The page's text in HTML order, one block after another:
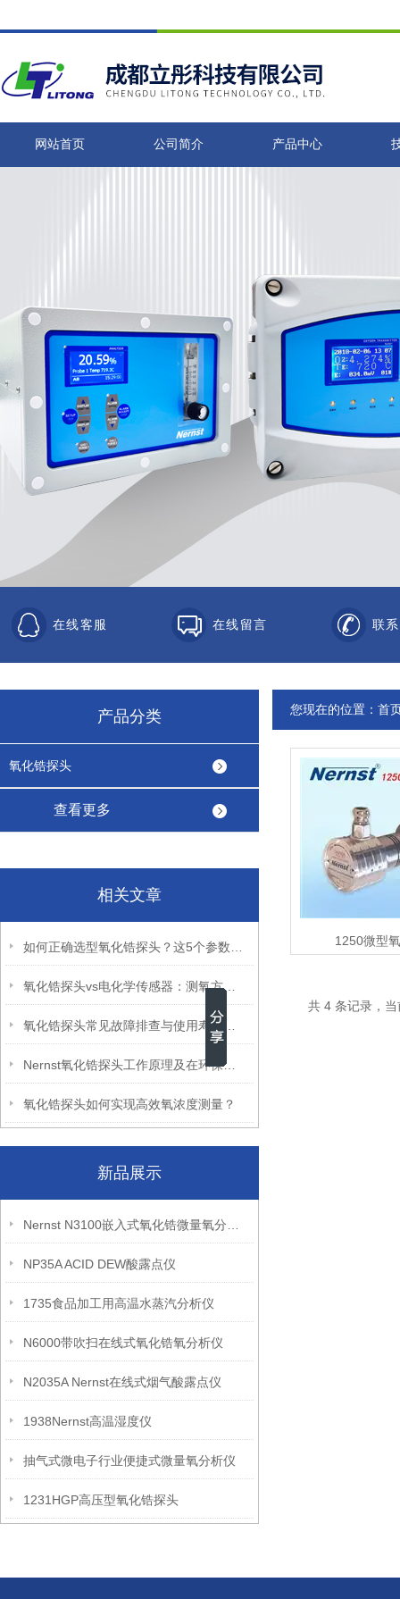
网站首页 公司简介 产品中心
在线客服 在线留言 联
产品分类
氧化锆探头
查看更多
相关文章
氧化锆探头vs电化学传感器：测氧方案该怎么选？
Nernst氧化锆探头工作原理及在环保监测中的角色
氧化锆探头如何实现高效氧浓度测量？
新品展示
NP35A ACID DEW酸露点仪
1735食品加工用高温水蒸汽分析仪
N6000带吹扫在线式氧化锆氧分析仪
N2035A Nernst在线式烟气酸露点仪
1938Nernst高温湿度仪
抽气式微电子行业便捷式微量氧分析仪
1231HGP高压型氧化锆探头
您现在的位置： 首
1250微型
共 4 条记录，